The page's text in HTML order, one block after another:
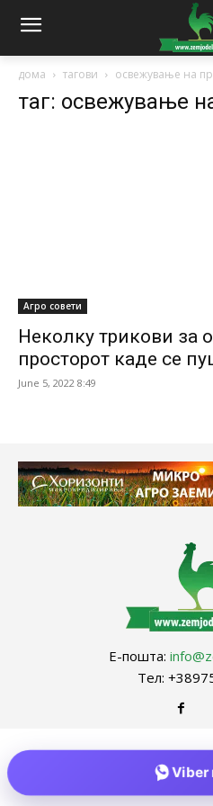
дома тагови освежување на
таг: освежување
Агро совети
Неколку трикови за
просторот каде се
June 5, 2022 8:49
Е-пошта:
Тел:
Viber